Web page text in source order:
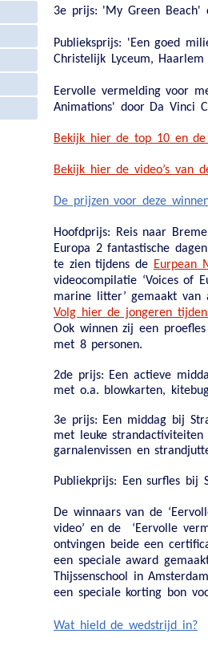
3e prijs: 'My Green Beach'
Publieksprijs: 'Een goed
Christelijk Lyceum, Haarlem
Eervolle vermelding voor
Animations' door Da Vinci
Bekijk hier de top 10 en de
Bekijk hier de video’s van
De prijzen voor deze
Hoofdprijs:
Reis naar
Europa 2 fantastische
te zien tijdens de Eurpean
videocompilatie ‘Voices of
marine litter’ gemaakt van
Volg hier de jongeren
Ook winnen zij een
met 8 personen.
2de prijs: Een actieve
met o.a. blowkarten,
3e prijs: Een middag bij
met leuke strandactiviteiten
garnalenvissen en
Publiekprijs: Een surfles bij
De winnaars van de
video’ en de ‘Eervolle
ontvingen beide een
een speciale award
Thijssenschool in
een speciale korting bon
Wat hield de wedstrijd in?